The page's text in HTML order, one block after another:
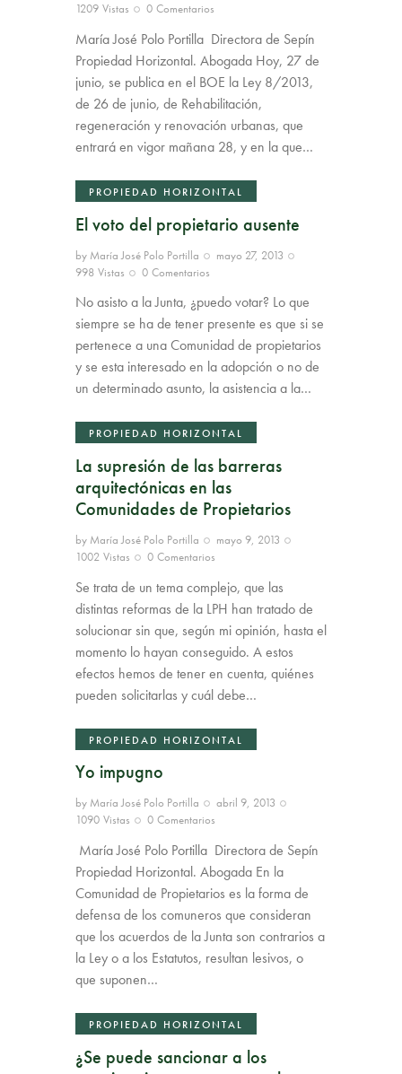
1209 Vistas 0 Comentarios
María José Polo Portilla Directora de Sepín
Propiedad Horizontal. Abogada Hoy, 27 de
junio, se publica en el BOE la Ley 8/2013,
de 26 de junio, de Rehabilitación,
regeneración y renovación urbanas, que
entrará en vigor mañana 28, y en la que…
PROPIEDAD HORIZONTAL
El voto del propietario ausente
by María José Polo Portilla
mayo 27, 2013
998 Vistas 0 Comentarios
No asisto a la Junta, ¿puedo votar? Lo que
siempre se ha de tener presente es que si se
pertenece a una Comunidad de propietarios
y se esta interesado en la adopción o no de
un determinado asunto, la asistencia a la…
PROPIEDAD HORIZONTAL
La supresión de las barreras
arquitectónicas en las
Comunidades de Propietarios
by María José Polo Portilla
mayo 9, 2013
1002 Vistas 0 Comentarios
Se trata de un tema complejo, que las
distintas reformas de la LPH han tratado de
solucionar sin que, según mi opinión, hasta el
momento lo hayan conseguido. A estos
efectos hemos de tener en cuenta, quiénes
pueden solicitarlas y cuál debe…
PROPIEDAD HORIZONTAL
Yo impugno
by María José Polo Portilla
abril 9, 2013
1090 Vistas 0 Comentarios
María José Polo Portilla Directora de Sepín
Propiedad Horizontal. Abogada En la
Comunidad de Propietarios es la forma de
defensa de los comuneros que consideran
que los acuerdos de la Junta son contrarios a
la Ley o a los Estatutos, resultan lesivos, o
que suponen…
PROPIEDAD HORIZONTAL
¿Se puede sancionar a los